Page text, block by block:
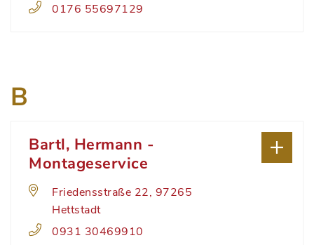
0176 55697129
B
Bartl, Hermann -
Montageservice
Friedensstraße 22, 97265
Hettstadt
0931 30469910